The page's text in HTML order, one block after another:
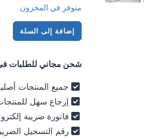
متوفر في المخزون
كمية
ثلاجة
420
لتر
(صافي
390)
نوفروست
انفرتر
إضافة إلى السلة
شحن مجاني للطلبات فى
جميع المنتجات أصلية 100% - فرز أول
إرجاع سهل للمنتجات
فاتورة ضريبة
رقم التسجيل الضريبي 030-012-